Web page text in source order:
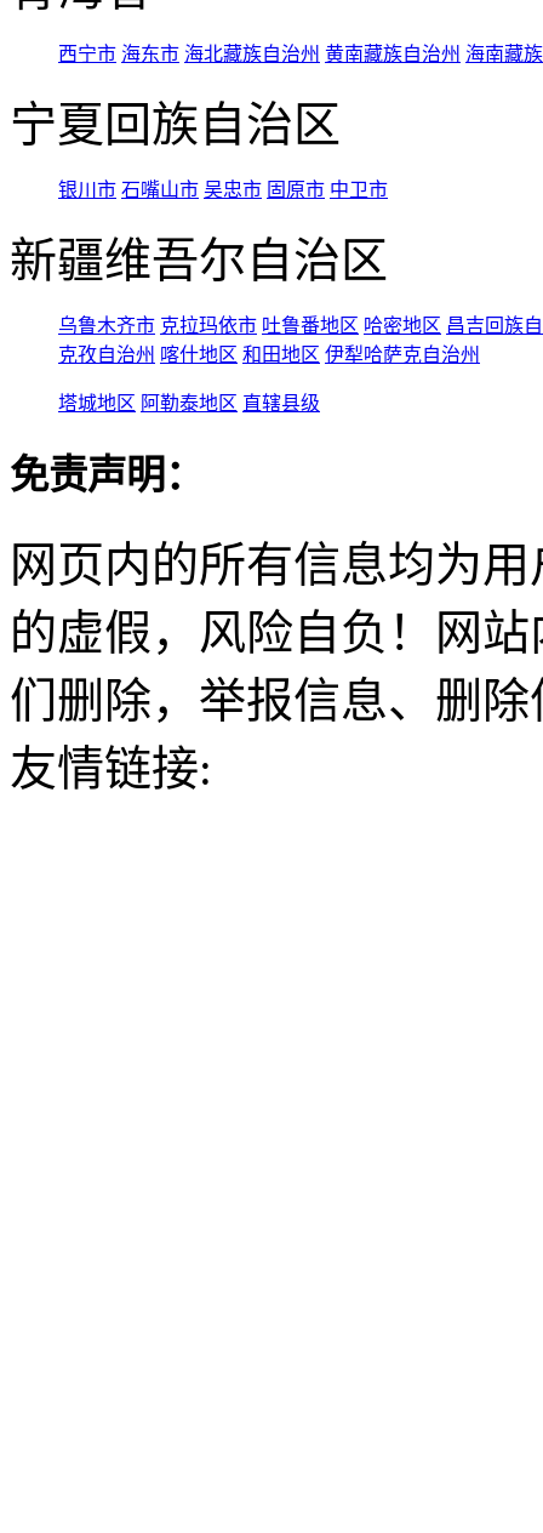
西宁市 海东市 海北藏族自治州 黄南藏族自治州 海南藏
宁夏回族自治区
银川市 石嘴山市 吴忠市 固原市 中卫市
新疆维吾尔自治区
乌鲁木齐市 克拉玛依市 吐鲁番地区 哈密地区 昌吉回族
克孜自治州 喀什地区 和田地区 伊犁哈萨克自治州
塔城地区 阿勒泰地区 直辖县级
免责声明：
网页内的所有信息均为
的虚假，风险自负！网
们删除，举报信息、删
友情链接: